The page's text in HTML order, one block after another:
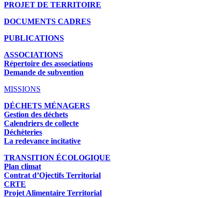
PROJET DE TERRITOIRE
DOCUMENTS CADRES
PUBLICATIONS
ASSOCIATIONS
Répertoire des associations
Demande de subvention
MISSIONS
DÉCHETS MÉNAGERS
Gestion des déchets
Calendriers de collecte
Déchèteries
La redevance incitative
TRANSITION ÉCOLOGIQUE
Plan climat
Contrat d’Ojectifs Territorial
CRTE
Projet Alimentaire Territorial